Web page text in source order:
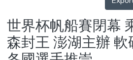
Statistics
世界杯帆船賽閉幕
森封王 澎湖主辦